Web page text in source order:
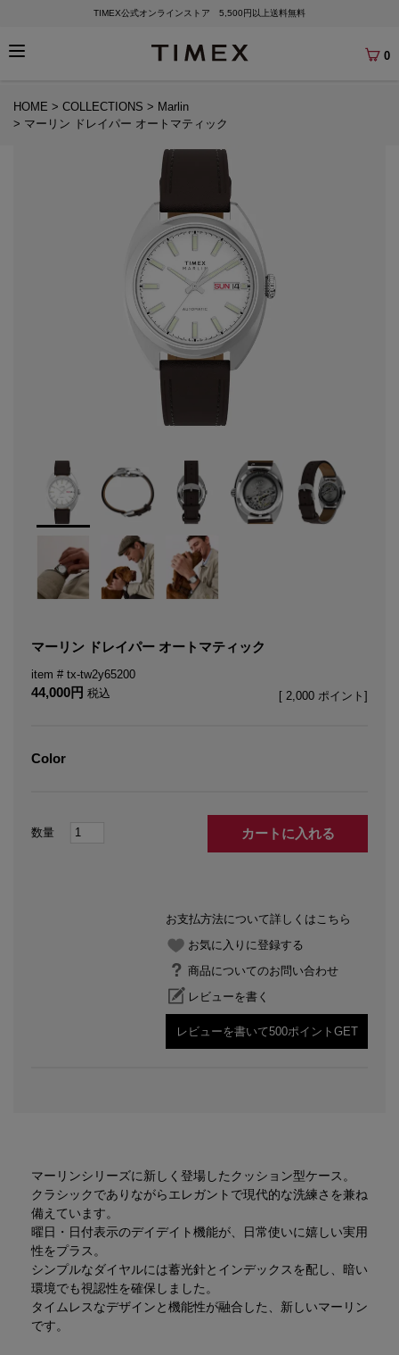
TIMEX公式オンラインストア 5,500円以上送料無料
0
HOME COLLECTIONS
Marlin
マーリン ドレイパー オートマティック
マーリン ドレイパー オートマティック
tx-tw2y65200
44,000 税込 [ 2,000 ポイント]
Color
カートに入れる
お支払方法について詳しくはこちら
お気に入りに登録する
商品についてのお問い合わせ
レビューを書く
レビューを書いて500ポイントGET
マーリンシリーズに新しく登場したクッション型ケース。
クラシックでありながらエレガントで現代的な洗練さを兼ね
備えています。
曜日・日付表示のデイデイト機能が、日常使いに嬉しい実用
性をプラス。
シンプルなダイヤルには蓄光針とインデックスを配し、暗い
環境でも視認性を確保しました。
タイムレスなデザインと機能性が融合した、新しいマーリン
です。